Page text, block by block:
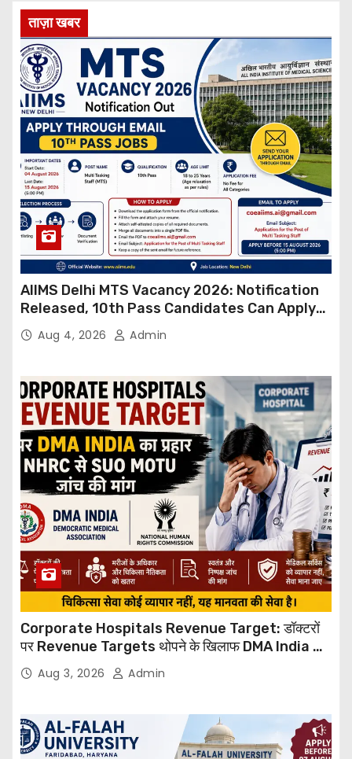
ताज़ा खबर
AIIMS Delhi MTS Vacancy 2026: Notification
Released, 10th Pass Candidates Can Apply
Through Email
Aug 4, 2026 Admin
Corporate Hospitals Revenue Target: डॉक्टरों
पर Revenue Targets थोपने के खिलाफ DMA India का
बड़ा कदम, NHRC से Suo Motu जांच की मांग
Aug 3, 2026 Admin